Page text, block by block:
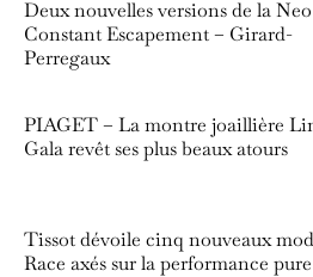
Deux nouvelles versions de la Neo
Constant Escapement – Girard-
Perregaux
PIAGET – La montre joaillière
Gala revêt ses plus beaux atours
Tissot dévoile cinq nouveaux
Race axés sur la performance pure